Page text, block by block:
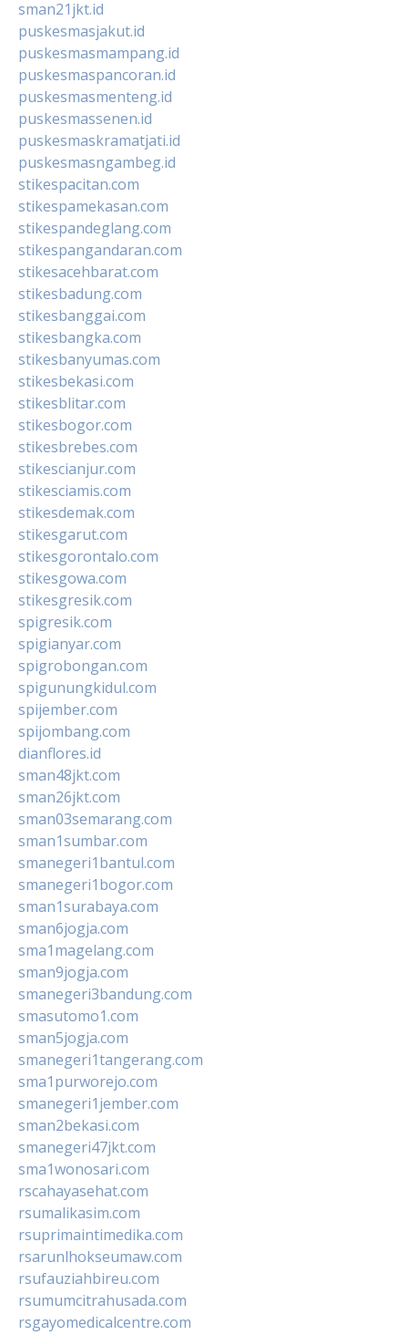
sman21jkt.id
puskesmasjakut.id
puskesmasmampang.id
puskesmaspancoran.id
puskesmasmenteng.id
puskesmassenen.id
puskesmaskramatjati.id
puskesmasngambeg.id
stikespacitan.com
stikespamekasan.com
stikespandeglang.com
stikespangandaran.com
stikesacehbarat.com
stikesbadung.com
stikesbanggai.com
stikesbangka.com
stikesbanyumas.com
stikesbekasi.com
stikesblitar.com
stikesbogor.com
stikesbrebes.com
stikescianjur.com
stikesciamis.com
stikesdemak.com
stikesgarut.com
stikesgorontalo.com
stikesgowa.com
stikesgresik.com
spigresik.com
spigianyar.com
spigrobongan.com
spigunungkidul.com
spijember.com
spijombang.com
dianflores.id
sman48jkt.com
sman26jkt.com
sman03semarang.com
sman1sumbar.com
smanegeri1bantul.com
smanegeri1bogor.com
sman1surabaya.com
sman6jogja.com
sma1magelang.com
sman9jogja.com
smanegeri3bandung.com
smasutomo1.com
sman5jogja.com
smanegeri1tangerang.com
sma1purworejo.com
smanegeri1jember.com
sman2bekasi.com
smanegeri47jkt.com
sma1wonosari.com
rscahayasehat.com
rsumalikasim.com
rsuprimaintimedika.com
rsarunlhokseumaw.com
rsufauziahbireu.com
rsumumcitrahusada.com
rsgayomedicalcentre.com